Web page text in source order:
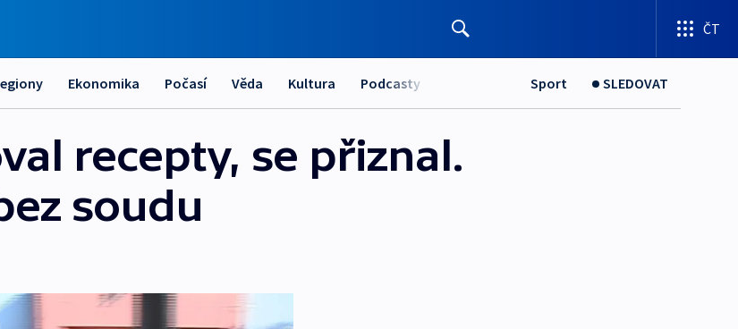
ČT
Ekonomika Počasí Věda Kultura Podcasty Sport SLEDOVAT
recepty, se přiznal.
soudu